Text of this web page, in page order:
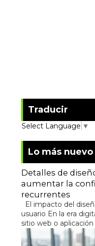
Traducir
Select Language ▼
Lo más nuevo
Detalles de
aumentar la
recurrentes
El impacto del
usuario En la era
sitio web o